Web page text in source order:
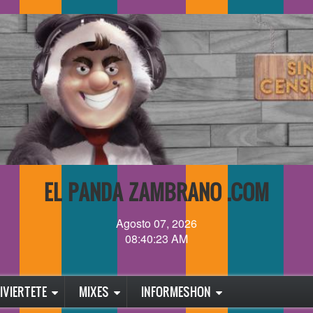
EL PANDA ZAMBRANO .COM
Agosto 07, 2026
08:40:24 AM
MIXES INFORMESHON